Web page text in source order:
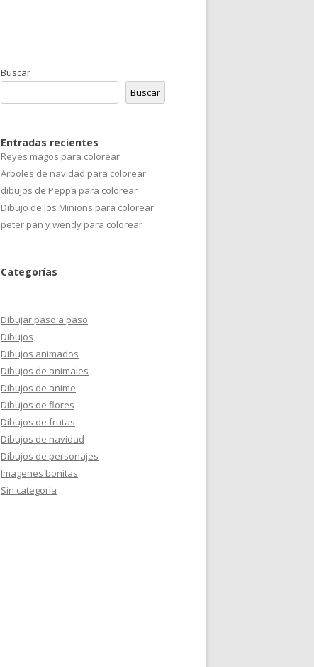
Buscar
Buscar
Entradas recientes
Reyes magos para colorear
Arboles de navidad para colorear
dibujos de Peppa para colorear
Dibujo de los Minions para colorear
peter pan y wendy para colorear
Categorías
Dibujar paso a paso
Dibujos
Dibujos animados
Dibujos de animales
Dibujos de anime
Dibujos de flores
Dibujos de frutas
Dibujos de navidad
Dibujos de personajes
Imagenes bonitas
Sin categoría